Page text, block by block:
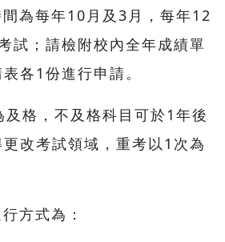
為每年10月及3月，每年12
試；請檢附校內全年成績單
各1份進行申請。
格，不及格科目可於1年後
改考試領域，重考以1次為
方式為：